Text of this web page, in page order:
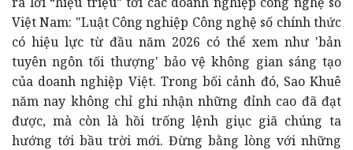
Việt Nam: "Luật Công nghiệp Công nghệ số chính thức
có hiệu lực từ đầu năm 2026 có thể xem như 'bản
tuyên ngôn tối thượng' bảo vệ không gian sáng tạo
của doanh nghiệp Việt. Trong bối cảnh đó, Sao Khuê
năm nay không chỉ ghi nhận những đỉnh cao đã đạt
được, mà còn là hồi trống lệnh giục giã chúng ta
hướng tới bầu trời mới. Đừng bằng lòng với những